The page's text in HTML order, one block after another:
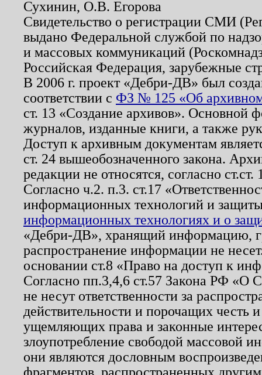
Сухинин, О.В. Егорова
Свидетельство о регистрации СМИ
выдано Федеральной службой по
и массовых коммуникаций
Российская Федерация, зарубежные
В 2006 г. проект «Дебри-ДВ» был
соответствии с ФЗ № 125 «Об
ст. 13 «Создание архивов». Основной
журналов, изданные книги, а также
Доступ к архивным документам
ст. 24 вышеобозначенного закона.
редакции не относятся, согласно
Согласно ч.2. п.3. ст.17
информационных технологий и
информационных технологиях и о
«Дебри-ДВ», хранящий информацию,
распространение информации не
основании ст.8 «Право на доступ к
Согласно пп.3,4,6 ст.57 Закона РФ «О
не несут ответственности за
действительности и порочащих честь
ущемляющих права и законные
злоупотребление свободой массовой
они являются дословным
фрагментов, распространенных